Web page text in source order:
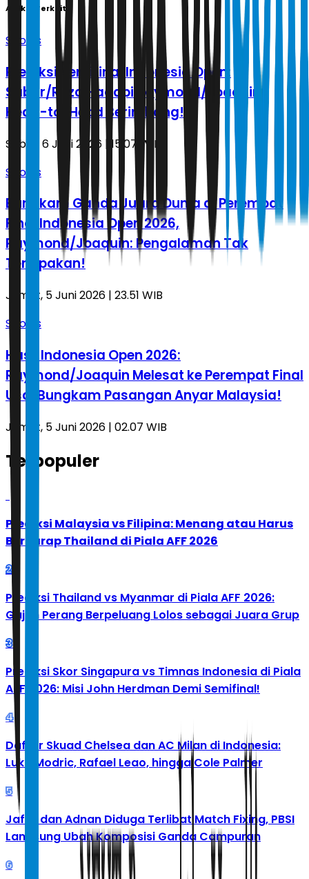
Artikel Terkait
Sports
Prediksi Semifinal Indonesia Open:
Sabar/Reza Hadapi Raymond/Joaquin,
Head-to-Head Berimbang!
Sabtu, 6 Juni 2026 | 15.07 WIB
Sports
Bungkam Ganda Juara Dunia di Perempat
Final Indonesia Open 2026,
Raymond/Joaquin: Pengalaman Tak
Terlupakan!
Jumat, 5 Juni 2026 | 23.51 WIB
Sports
Hasil Indonesia Open 2026:
Raymond/Joaquin Melesat ke Perempat Final
Usai Bungkam Pasangan Anyar Malaysia!
Jumat, 5 Juni 2026 | 02.07 WIB
Terpopuler
Prediksi Malaysia vs Filipina: Menang atau Harus
Berharap Thailand di Piala AFF 2026
2
Prediksi Thailand vs Myanmar di Piala AFF 2026:
Gajah Perang Berpeluang Lolos sebagai Juara Grup
3
Prediksi Skor Singapura vs Timnas Indonesia di Piala
AFF 2026: Misi John Herdman Demi Semifinal!
4
Daftar Skuad Chelsea dan AC Milan di Indonesia:
Luka Modric, Rafael Leao, hingga Cole Palmer
5
Jafar dan Adnan Diduga Terlibat Match Fixing, PBSI
Langsung Ubah Komposisi Ganda Campuran
6